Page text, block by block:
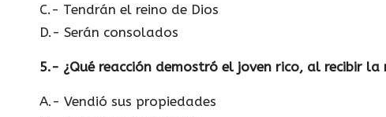
C.- Tendrán el reino de Dios
D.- Serán consolados
5.- ¿Qué reacción demostró el joven rico, al recibir la
A.- Vendió sus propiedades